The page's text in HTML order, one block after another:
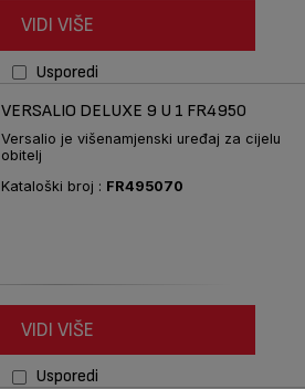
VIDI VIŠE
Usporedi
VERSALIO DELUXE 9 U 1 FR4950
Versalio je višenamjenski uređaj za cijelu
obitelj
Kataloški broj : FR495070
VIDI VIŠE
Usporedi